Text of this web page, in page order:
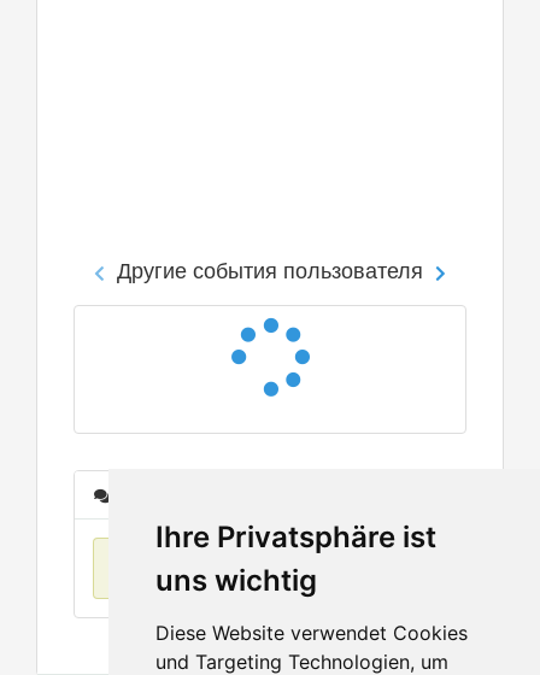
Ihre Privatsphäre ist
uns wichtig
Diese Website verwendet Cookies
und Targeting Technologien, um
Другие события пользователя